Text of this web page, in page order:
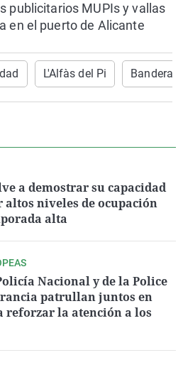
publicitarios MUPIs y vallas
en el puerto de Alicante
L'Alfàs del Pi Bandera
a demostrar su capacidad
altos niveles de ocupación
alta
Nacional y de la Police
patrullan juntos en
reforzar la atención a los